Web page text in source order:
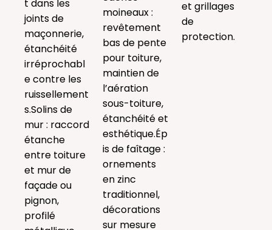
t dans les
joints de
maçonnerie,
étanchéité
irréprochabl
e contre les
ruissellement
s.Solins de
mur : raccord
étanche
entre toiture
et mur de
façade ou
pignon,
profilé
moineaux :
revêtement
bas de pente
pour toiture,
maintien de
l’aération
sous-toiture,
étanchéité et
esthétique.Ép
is de faîtage :
ornements
en zinc
traditionnel,
décorations
sur mesure
et grillages
de
protection.